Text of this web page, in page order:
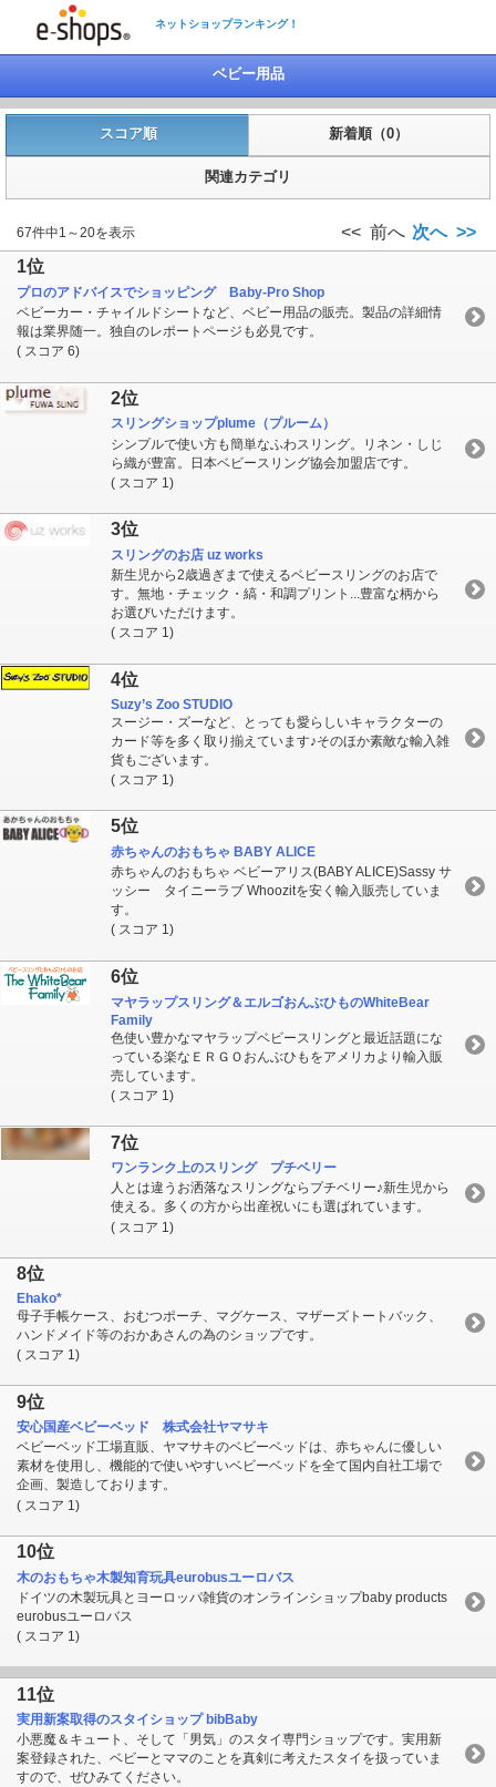
ネットショップランキング！
ベビー用品
スコア順 新着順（0）
関連カテゴリ
67件中1～20を表示 << 前へ 次へ >>
1位
プロのアドバイスでショッピング Baby-Pro Shop
ベビーカー・チャイルドシートなど、ベビー用品の販売。製品の詳細情
報は業界随一。独自のレポートページも必見です。
( スコア 6)
2位
スリングショップplume（プルーム）
シンプルで使い方も簡単なふわスリング。リネン・しじ
ら織が豊富。日本ベビースリング協会加盟店です。
( スコア 1)
3位
スリングのお店 uz works
新生児から2歳過ぎまで使えるベビースリングのお店で
す。無地・チェック・縞・和調プリント...豊富な柄から
お選びいただけます。
( スコア 1)
4位
Suzy’s Zoo STUDIO
スージー・ズーなど、とっても愛らしいキャラクターの
カード等を多く取り揃えています♪そのほか素敵な輸入雑
貨もございます。
( スコア 1)
5位
赤ちゃんのおもちゃ BABY ALICE
赤ちゃんのおもちゃ ベビーアリス(BABY ALICE)Sassy サ
ッシー タイニーラブ Whoozitを安く輸入販売していま
す。
( スコア 1)
6位
マヤラップスリング＆エルゴおんぶひものWhiteBear
Family
色使い豊かなマヤラップベビースリングと最近話題にな
っている楽なＥＲＧＯおんぶひもをアメリカより輸入販
売しています。
( スコア 1)
7位
ワンランク上のスリング プチベリー
人とは違うお洒落なスリングならプチベリー♪新生児から
使える。多くの方から出産祝いにも選ばれています。
( スコア 1)
8位
Ehako*
母子手帳ケース、おむつポーチ、マグケース、マザーズトートバック、
ハンドメイド等のおかあさんの為のショップです。
( スコア 1)
9位
安心国産ベビーベッド 株式会社ヤマサキ
ベビーベッド工場直販、ヤマサキのベビーベッドは、赤ちゃんに優しい
素材を使用し、機能的で使いやすいベビーベッドを全て国内自社工場で
企画、製造しております。
( スコア 1)
10位
木のおもちゃ木製知育玩具eurobusユーロバス
ドイツの木製玩具とヨーロッパ雑貨のオンラインショップbaby products
eurobusユーロバス
( スコア 1)
11位
実用新案取得のスタイショップ bibBaby
小悪魔＆キュート、そして「男気」のスタイ専門ショップです。実用新
案登録された、ベビーとママのことを真剣に考えたスタイを扱っていま
すので、ぜひみてください。